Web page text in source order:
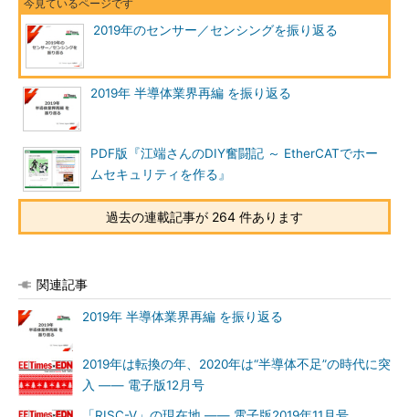
2019年のセンサー／センシングを振り返る
2019年 半導体業界再編 を振り返る
PDF版『江端さんのDIY奮闘記 ～ EtherCATでホー
ムセキュリティを作る』
過去の連載記事が 264 件あります
関連記事
2019年 半導体業界再編 を振り返る
2019年は転換の年、2020年は“半導体不足”の時代に突
入 ―― 電子版12月号